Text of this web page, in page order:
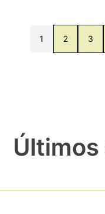
1 2 3